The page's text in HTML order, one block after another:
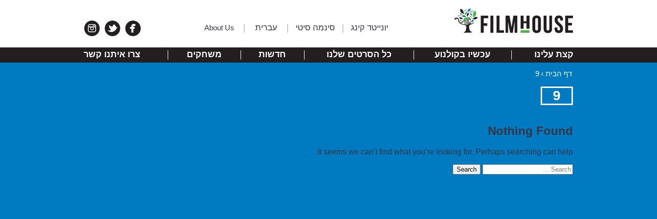
יונייטד קינג סינמה סיטי עברית About Us
קצת עלינו עכשיו בקולנוע כל הסרטים שלנו חדשות משחקים צרו איתנו קשר
דף הבית ›
9
9
Nothing Found
It seems we can’t find what you’re looking for. Perhaps searching can help.
Search
for: